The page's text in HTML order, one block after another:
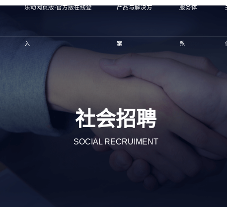
乐动网页版·官方版在线登
入
产品与解决方
案
服务体
系
社会招聘
SOCIAL RECRUIMENT